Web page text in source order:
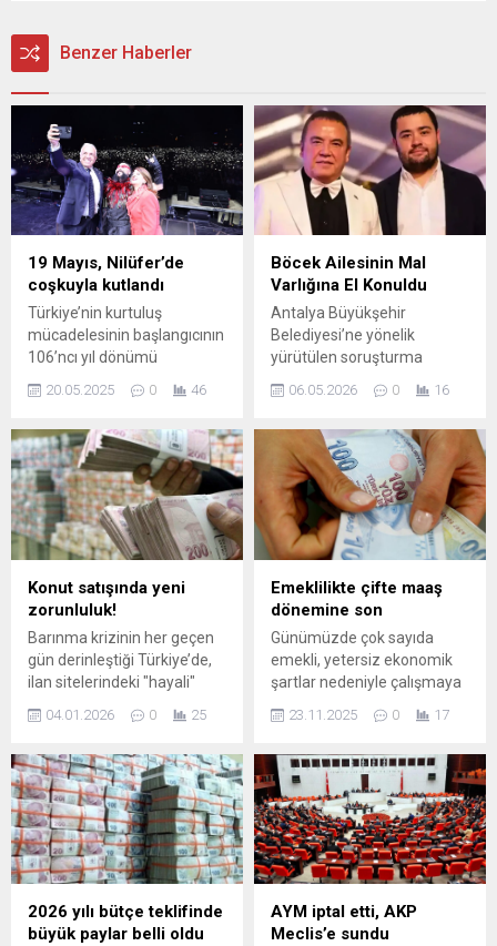
Benzer Haberler
19 Mayıs, Nilüfer’de
coşkuyla kutlandı
Türkiye’nin kurtuluş
mücadelesinin başlangıcının
106’ncı yıl dönümü
Nilüfer’de binlerce
vatandaşın katılımıyla
Varsa Gelecek Var”
sloganıyla düzenlenen
yürüyüşün ardından, 19
Mayıs coşkusu sevilen
sanatçı Hayko Cepkin’in
konseriyle zirve yaptı. 19
Mayıs Atatürk’ü Anma ve
Gençlik Bayramı Nilüfer’de
Ulu Önder Mustafa Kemal
Atatürk’ün gençlere
armağan...
20.05.2025 0 46
Böcek Ailesinin Mal
Varlığına El Konuldu
Antalya Büyükşehir
Belediyesi’ne yönelik
yürütülen soruşturma
kapsamında; tutuklu
bulunan eski başkan
Mustafa Gökhan Böcek ve
gelini Zuhal Böcek hakkında
yeni bir karar alındı.
Soruşturma çerçevesinde,
şüphelilerin rüşvet alma,
rüşveti temin etme, irtikap
ve suçtan kaynaklanan mal
varlığı değerlerini aklama
varlıklarına el konuldu.
Gelişmeler...
06.05.2026 0 16
Konut satışında yeni
zorunluluk!
Barınma krizinin her geçen
gün derinleştiği Türkiye’de,
ilan sitelerindeki "hayali"
tuzaklarına karşı yeni
Bakanlığı, daha önce
otomobil ve iş yeri ilanları
için hayata geçirdiği
"Elektronik İlan ...
04.01.2026 0 25
Emeklilikte çifte maaş
dönemine son
Günümüzde çok sayıda
emekli, yetersiz ekonomik
şartlar nedeniyle çalışmaya
gelecek kuşaklarla birlikte
mevzuatına göre ilk iş girişi
1 Ekim 2008'den sonra olan
çalışanlar, emekli olduktan
sonra hem çalışıp hem de
emekli maaşı almaya
devam edemeyecek.
23.11.2025 0 17
2026 yılı bütçe teklifinde
büyük paylar belli oldu
AYM iptal etti, AKP
Meclis’e sundu